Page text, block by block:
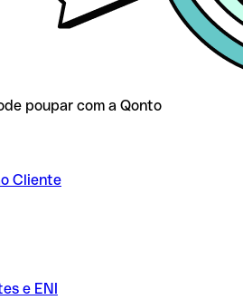
poupar com a Qonto
Cliente
e ENI